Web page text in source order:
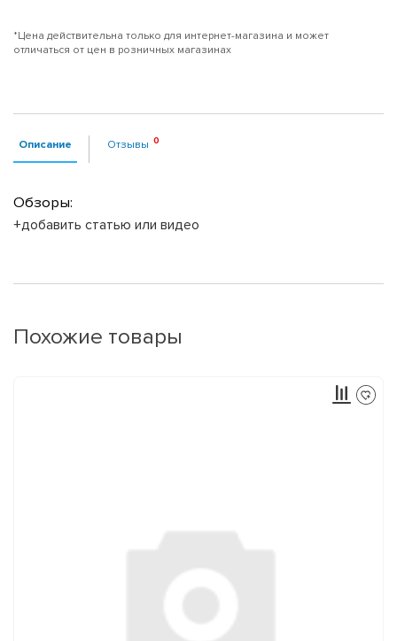
*Цена действительна только для интернет-магазина и может
отличаться от цен в розничных магазинах
Описание Отзывы
Обзоры:
+добавить статью или видео
Похожие товары